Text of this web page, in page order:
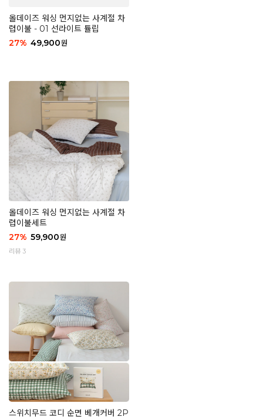
올데이즈 워싱 먼지없는 사계절 차
렵이불 - 01 선라이트 튤립
27% 49,900원
올데이즈 워싱 먼지없는 사계절 차
렵이불세트
27% 59,900원
리뷰 3
스위치무드 코디 순면 베개커버 2P